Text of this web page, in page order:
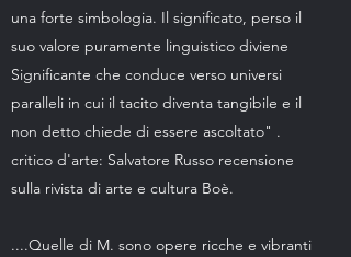
una forte simbologia. Il significato, perso il
suo valore puramente linguistico diviene
Significante che conduce verso universi
paralleli in cui il tacito diventa tangibile e il
non detto chiede di essere ascoltato" .
critico d'arte: Salvatore Russo recensione
sulla rivista di arte e cultura Boè.
....Quelle di M. sono opere ricche e vibranti